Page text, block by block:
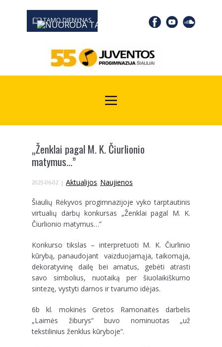
TAMO DIENYNAS
0667 19366
„Ženklai pagal M. K. Čiurlionio
matymus…”
2025-06-02 Aktualijos, Naujienos
Šiaulių Rėkyvos progimnazijoje vyko tarptautinis
virtualių darbų konkursas „Ženklai pagal M. K.
Čiurlionio matymus…”
Konkurso tikslas – interpretuoti M. K. Čiurlinio
kūrybą, panaudojant vaizduojamąja, taikomąja,
dekoratyvinę dailę bei amatus, gebėti atrasti
savo simbolius, nuotaiką per šiuolaikiškumo
sintezę, vystyti darnos ir tvarumo idėjas.
6b kl. mokinės Gretos Ramonaitės darbelis
„Laimės žiburys” buvo nominuotas „už
tekstilinius ženklus kūryboje”.